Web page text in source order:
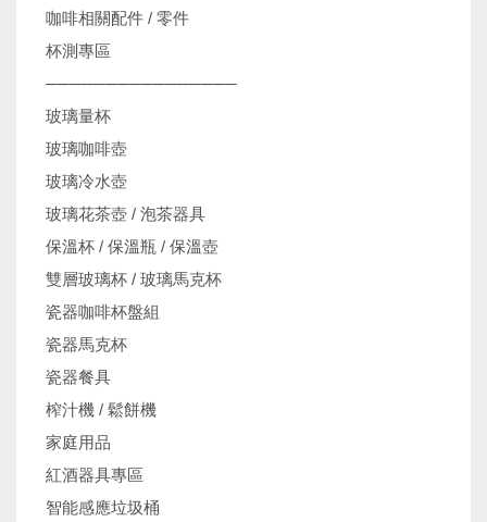
咖啡相關配件 / 零件
杯測專區
────────────────
玻璃量杯
玻璃咖啡壺
玻璃冷水壺
玻璃花茶壺 / 泡茶器具
保溫杯 / 保溫瓶 / 保溫壺
雙層玻璃杯 / 玻璃馬克杯
瓷器咖啡杯盤組
瓷器馬克杯
瓷器餐具
榨汁機 / 鬆餅機
家庭用品
紅酒器具專區
智能感應垃圾桶